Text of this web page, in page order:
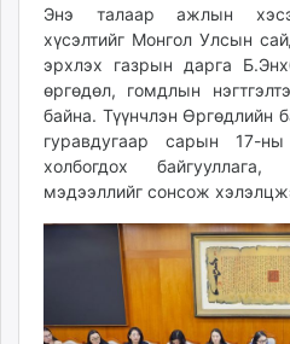
Энэ талаар ажлын
хүсэлтийг Монгол Улсын
эрхлэх газрын дарга
өргөдөл, гомдлын
байна. Түүнчлэн Өргөдлийн
гуравдугаар сарын 17-
холбогдох байгууллага,
мэдээллийг сонсож